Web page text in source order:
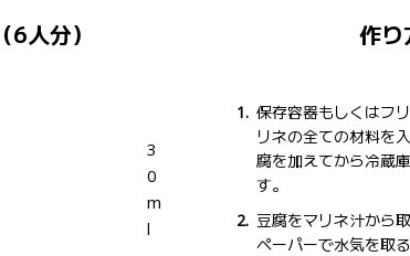
6人分）
3
0
m
l
作り
保存容器もしくはフ
リネの全ての材料を
腐を加えてから冷蔵
す。
豆腐をマリネ汁から
ペーパーで水気を取